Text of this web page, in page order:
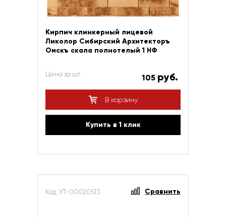
Кирпич клинкерный лицевой
Ликолор Сибирский Архитекторъ
Омскъ скала полнотелый 1 НФ
Цена за шт 105 руб.
В корзину
Купить в 1 клик
Код: УТ-00020513 Сравнить